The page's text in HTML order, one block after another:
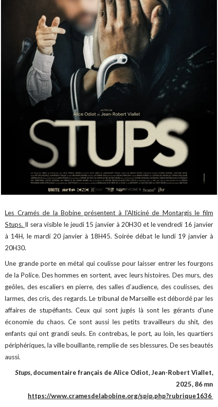
Les Cramés de la Bobine présentent à l'Alticiné de Montargis le film
Stups. Il sera visible le jeudi 15 janvier à 20H30 et le vendredi 16 janvier
à 14H, le mardi 20 janvier à 18H45. Soirée débat le lundi 19 janvier à
20H30.
Une grande porte en métal qui coulisse pour laisser entrer les fourgons
de la Police. Des hommes en sortent, avec leurs histoires. Des murs, des
geôles, des escaliers en pierre, des salles d’audience, des coulisses, des
larmes, des cris, des regards. Le tribunal de Marseille est débordé par les
affaires de stupéfiants. Ceux qui sont jugés là sont les gérants d’une
économie du chaos. Ce sont aussi les petits travailleurs du shit, des
enfants qui ont grandi seuls. En contrebas, le port, au loin, les quartiers
périphériques, la ville bouillante, remplie de ses blessures. De ses beautés
aussi.
Stups, documentaire français de Alice Odiot, Jean-Robert Viallet,
2025, 86 mn
https://www.cramesdelabobine.org/spip.php?rubrique1636